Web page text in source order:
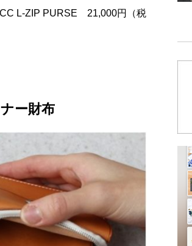
L-ZIP PURSE 21,000円（税
ー財布